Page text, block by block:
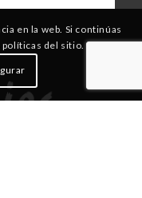
en la web. Si continúas
políticas del sitio.